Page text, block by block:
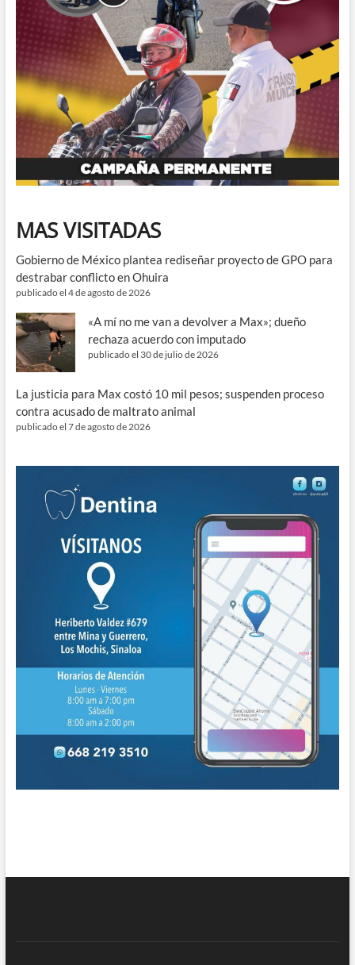
MAS VISITADAS
Gobierno de México plantea rediseñar proyecto de GPO para
destrabar conflicto en Ohuira
publicado el 4 de agosto de 2026
«A mí no me van a devolver a Max»; dueño
rechaza acuerdo con imputado
publicado el 30 de julio de 2026
La justicia para Max costó 10 mil pesos; suspenden proceso
contra acusado de maltrato animal
publicado el 7 de agosto de 2026